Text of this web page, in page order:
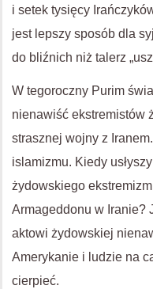
i setek tysięcy
jest lepszy sposób dla
do bliźnich niż talerz
W tegoroczny Purim
nienawiść ekstremistów
strasznej wojny z
islamizmu. Kiedy
żydowskiego
Armageddonu w Iranie?
aktowi żydowskiej
Amerykanie i ludzie na
cierpieć.